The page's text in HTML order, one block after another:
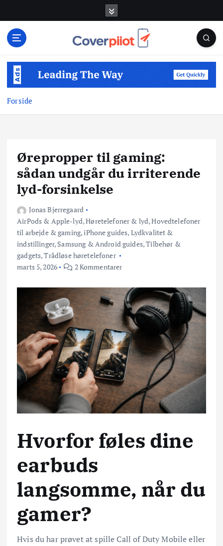
Forside
Ørepropper til gaming:
sådan undgår du irriterende
lyd-forsinkelse
Jonas Bjerregaard
AirPods & Apple-lyd,Høretelefoner & lyd,Hovedtelefoner
til arbejde & gaming,iPhone guides, Lydkvalitet &
indstillinger, Samsung & Android guides,Tilbehør &
gadgets,Trådløse høretelefoner
marts 5, 2026
2 Kommentarer
Hvorfor føles dine
earbuds
langsomme, når du
gamer?
Hvis du har prøvet at spille Call of Duty Mobile eller